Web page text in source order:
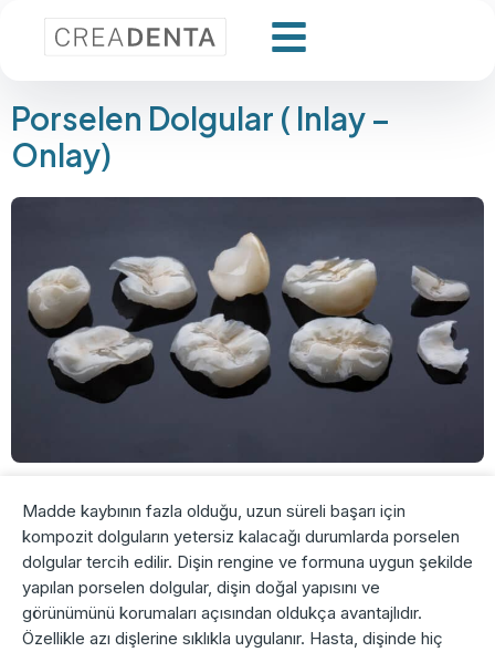
Porselen Dolgular ( Inlay –
Onlay)
Madde kaybının fazla olduğu, uzun süreli başarı için
kompozit dolguların yetersiz kalacağı durumlarda porselen
dolgular tercih edilir. Dişin rengine ve formuna uygun şekilde
yapılan porselen dolgular, dişin doğal yapısını ve
görünümünü korumaları açısından oldukça avantajlıdır.
Özellikle azı dişlerine sıklıkla uygulanır. Hasta, dişinde hiç